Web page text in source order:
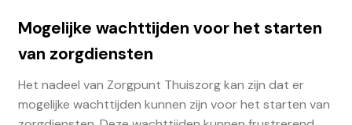
Mogelijke wachttijden voor het starten
van zorgdiensten
Het nadeel van Zorgpunt Thuiszorg kan zijn dat er
mogelijke wachttijden kunnen zijn voor het starten van